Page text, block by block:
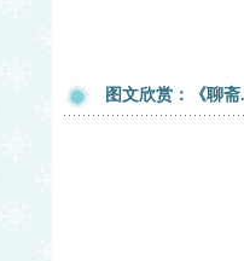
图文欣赏：《聊